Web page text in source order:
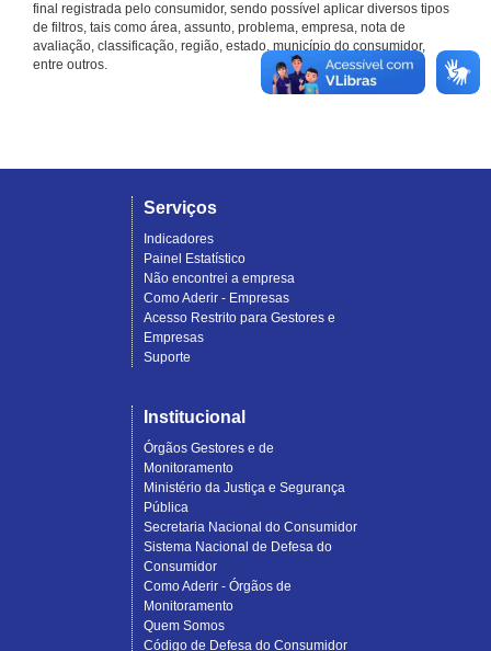
final registrada pelo consumidor, sendo possível aplicar diversos tipos
de filtros, tais como área, assunto, problema, empresa, nota de
avaliação, classificação, região, estado, município do consumidor,
entre outros.
Serviços
Indicadores
Painel Estatístico
Não encontrei a empresa
Como Aderir - Empresas
Acesso Restrito para Gestores e
Empresas
Suporte
Institucional
Órgãos Gestores e de
Monitoramento
Ministério da Justiça e Segurança
Pública
Secretaria Nacional do Consumidor
Sistema Nacional de Defesa do
Consumidor
Como Aderir - Órgãos de
Monitoramento
Quem Somos
Código de Defesa do Consumidor